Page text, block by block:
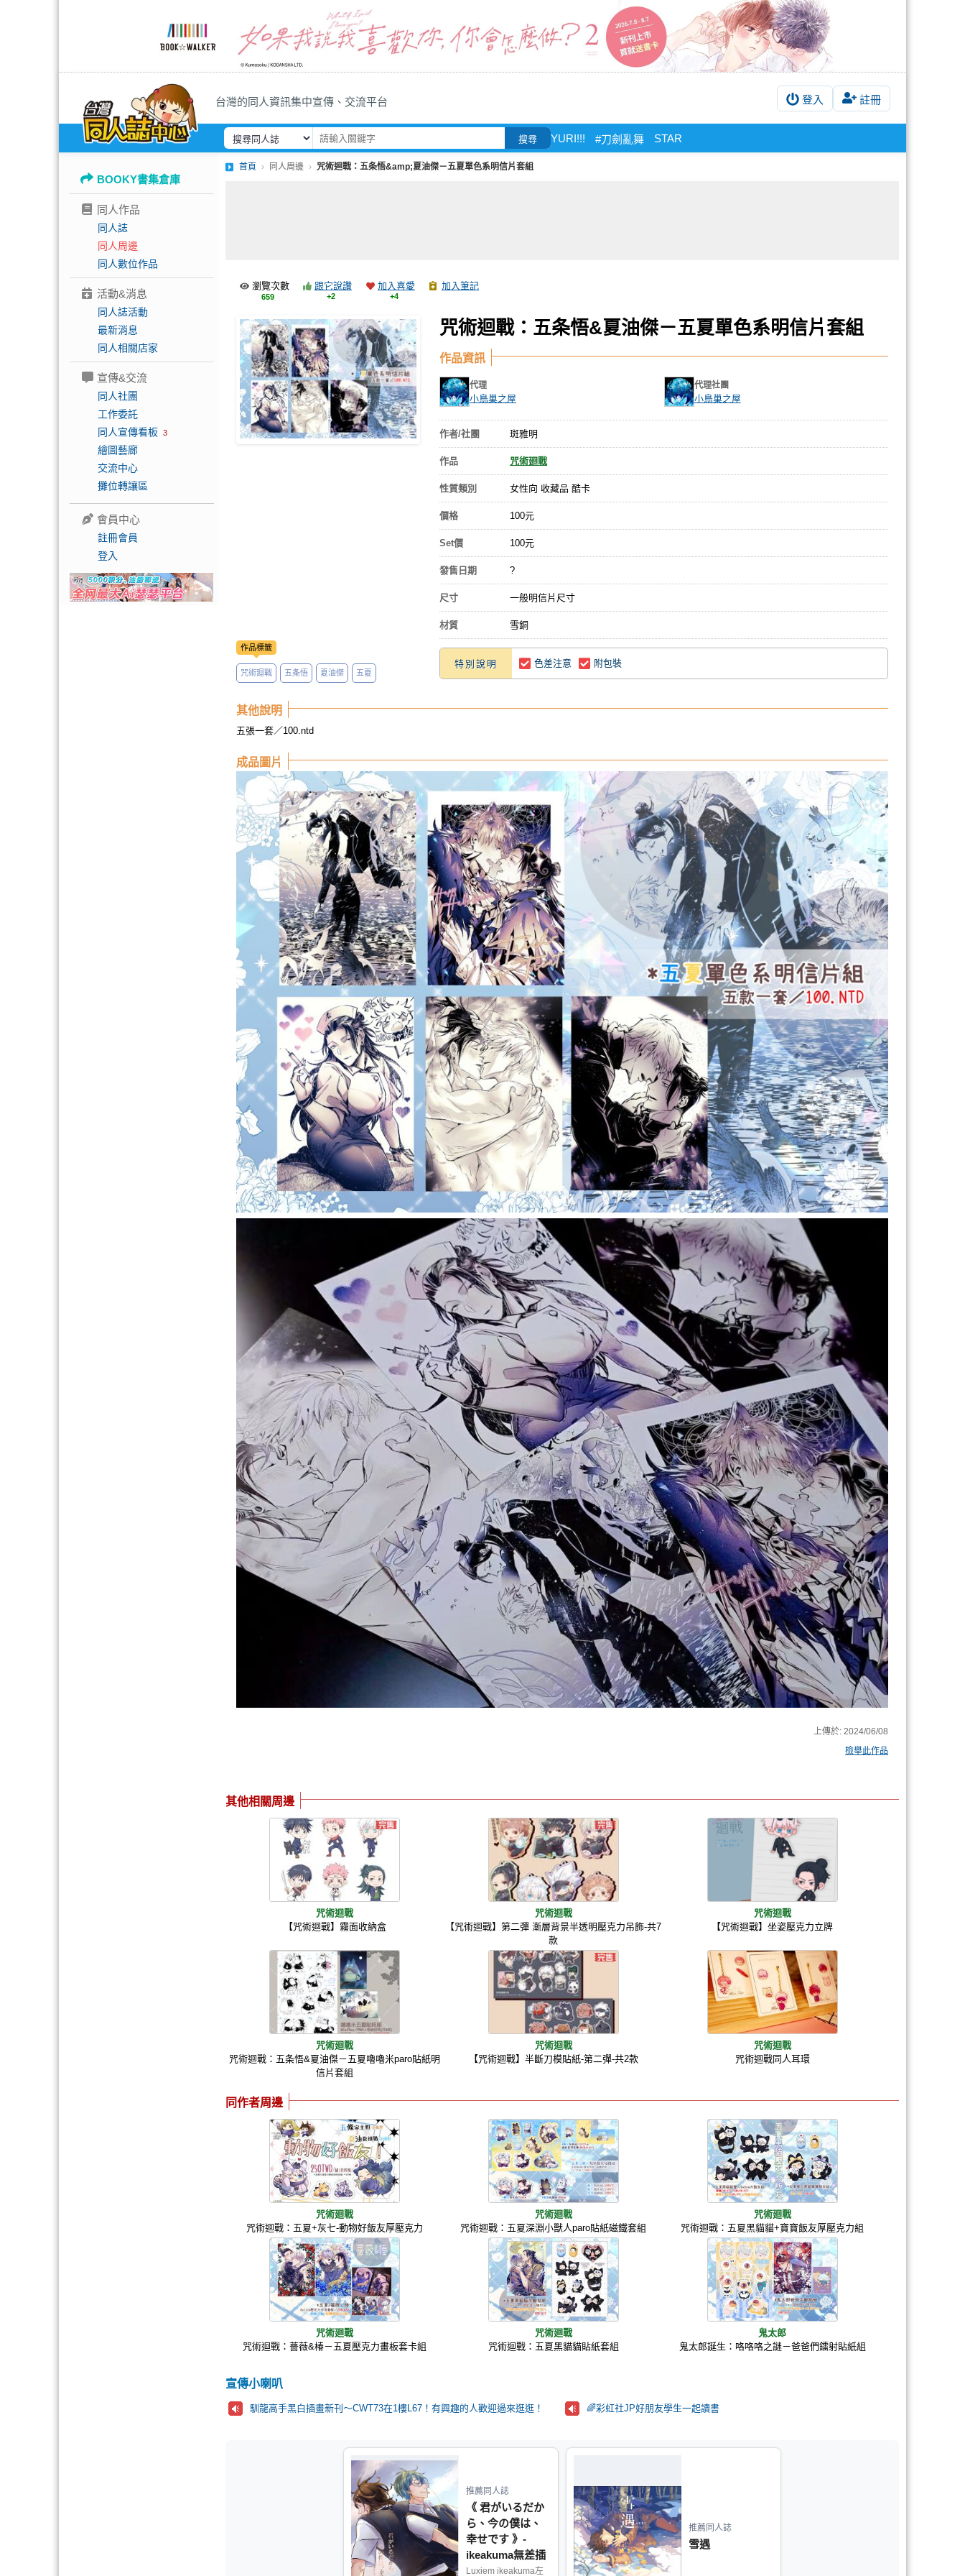
台灣的同人資訊集中宣傳、交流平台 登入 註冊
搜尋 YURI!!! #刀劍亂舞 STAR
BOOKY書集倉庫
同人作品
同人誌
同人周邊
同人數位作品
活動&消息
同人誌活動
最新消息
同人相關店家
宣傳&交流
同人社團
工作委託
同人宣傳看板 3
繪圖藝廊
交流中心
攤位轉讓區
會員中心
註冊會員
登入
首頁 同人周邊 咒術迴戰：五条悟&amp;夏油傑－五夏單色系明信片套組
瀏覽次數
659
跟它說讚
+2
加入喜愛
+4
加入筆記
咒術迴戰：五条悟&夏油傑－五夏單色系明信片套組
作品標籤
咒術廻戰 五条悟 夏油傑 五夏
作品資訊
代理
小鳥巢之屋
代理社團
小鳥巢之屋
作者/社團 斑雅明
作品 咒術廻戰
性質類別 女性向 收藏品 酷卡
價格 100元
Set價 100元
發售日期 ?
尺寸 一般明信片尺寸
材質 雪銅
特別說明 色差注意 附包裝
其他說明
五張一套／100.ntd
成品圖片
上傳於: 2024/06/08
檢舉此作品
其他相關周邊
咒術迴戰
【咒術迴戰】霧面收納盒
咒術迴戰
【咒術迴戰】第二彈 漸層背景半透明壓克力吊飾-共7
款
咒術迴戰
【咒術迴戰】坐姿壓克力立牌
咒術廻戰
咒術迴戰：五条悟&夏油傑－五夏嚕嚕米paro貼紙明
信片套組
咒術迴戰
【咒術迴戰】半斷刀模貼紙-第二彈-共2款
咒術迴戰
咒術迴戰同人耳環
同作者周邊
咒術廻戰
咒術迴戰：五夏+灰七-動物好飯友厚壓克力
咒術廻戰
咒術迴戰：五夏深淵小獸人paro貼紙磁鐵套組
咒術廻戰
咒術迴戰：五夏黑貓貓+寶寶飯友厚壓克力組
咒術廻戰
咒術迴戰：薔薇&椿－五夏壓克力畫板套卡組
咒術廻戰
咒術迴戰：五夏黑貓貓貼紙套組
鬼太郎
鬼太郎誕生：咯咯咯之謎－爸爸們鐳射貼紙組
宣傳小喇叭
馴龍高手黑白插畫新刊～CWT73在1樓L67！有興趣的人歡迎過來逛逛！ 🌈彩虹社JP好朋友學生一起讀書
推薦同人誌
《 君がいるだか
ら、今の僕は、
幸せです 》-
ikeakuma無差插
圖本
Luxiem ikeakuma左
推薦同人誌
雪遇